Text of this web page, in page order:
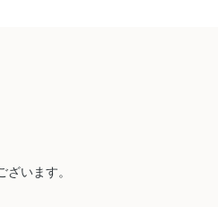
います。